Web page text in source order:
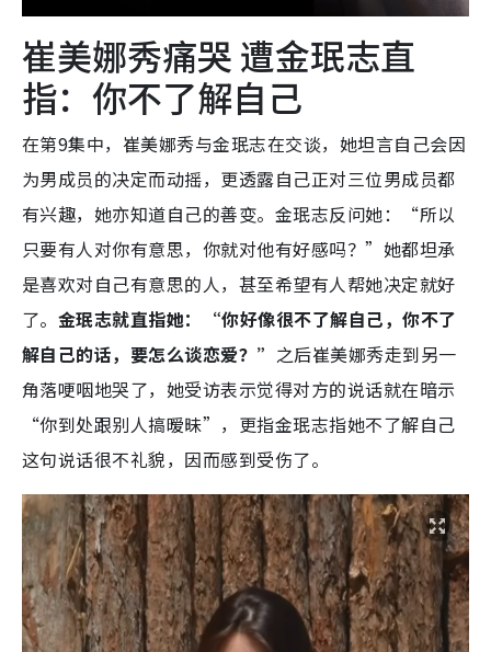
崔美娜秀痛哭 遭金珉志直
指：你不了解自己
在第9集中，崔美娜秀与金珉志在交谈，她坦言自己会因
为男成员的决定而动摇，更透露自己正对三位男成员都
有兴趣，她亦知道自己的善变。金珉志反问她：“所以
只要有人对你有意思，你就对他有好感吗？”她都坦承
是喜欢对自己有意思的人，甚至希望有人帮她决定就好
了。 金珉志就直指她：“你好像很不了解自己，你不了
解自己的话，要怎么谈恋爱？” 之后崔美娜秀走到另一
角落哽咽地哭了，她受访表示觉得对方的说话就在暗示
“你到处跟别人搞暧昧”，更指金珉志指她不了解自己
这句说话很不礼貌，因而感到受伤了。